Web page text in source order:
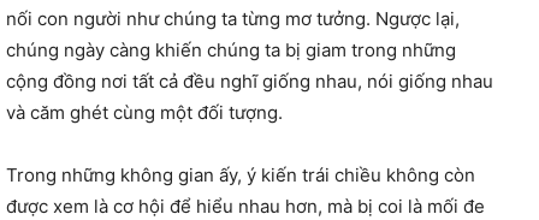
nối con người như chúng ta từng mơ tưởng. Ngược lại,
chúng ngày càng khiến chúng ta bị giam trong những
cộng đồng nơi tất cả đều nghĩ giống nhau, nói giống nhau
và căm ghét cùng một đối tượng.
Trong những không gian ấy, ý kiến trái chiều không còn
được xem là cơ hội để hiểu nhau hơn, mà bị coi là mối đe